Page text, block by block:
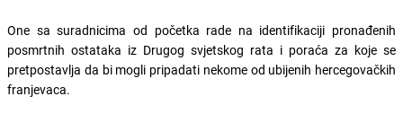
One sa suradnicima od početka rade na identifikaciji pronađenih
posmrtnih ostataka iz Drugog svjetskog rata i poraća za koje se
pretpostavlja da bi mogli pripadati nekome od ubijenih hercegovačkih
franjevaca.